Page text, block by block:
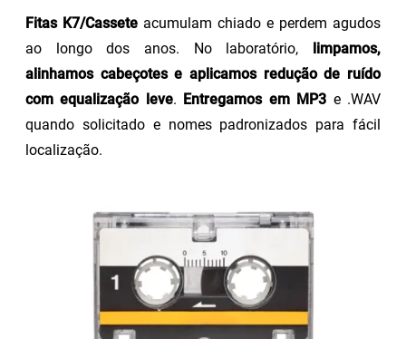
Fitas K7/Cassete acumulam chiado e perdem agudos
ao longo dos anos. No laboratório, limpamos,
alinhamos cabeçotes e aplicamos redução de ruído
com equalização leve. Entregamos em MP3 e .WAV
quando solicitado e nomes padronizados para fácil
localização.